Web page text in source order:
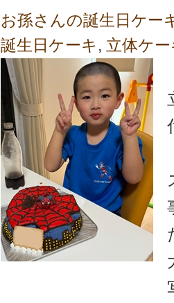
お孫さんの誕生日ケー
誕生日ケーキ , 立体ケー